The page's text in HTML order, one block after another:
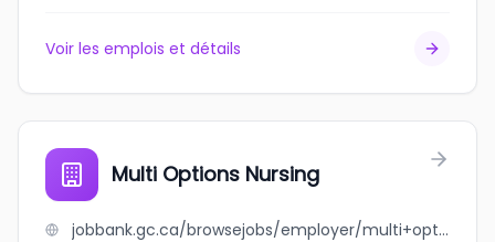
Voir les emplois et détails
Multi Options Nursing
jobbank.gc.ca/browsejobs/employer/multi+options+nursing/ca